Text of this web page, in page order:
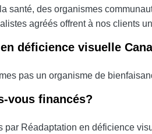
santé, des organismes
agréés offrent à nos clients
déficience visuelle
pas un organisme de
vous financés?
par Réadaptation en déficience